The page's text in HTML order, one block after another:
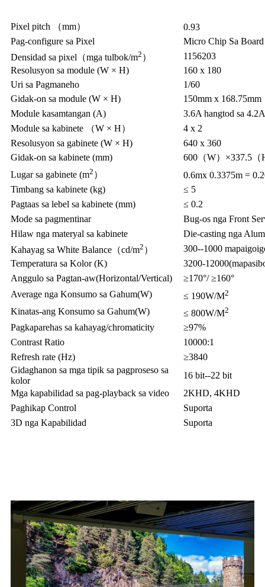
Pixel pitch （mm）
0.93
Pag-configure sa Pixel
Micro Chip Sa Board
Densidad sa pixel（mga tulbok/m2 ）
1156203
Resolusyon sa module (W × H)
160 x 180
Uri sa Pagmaneho
1/60
Gidak-on sa module (W × H)
150mm x 168.75mm
Module kasamtangan (A)
3.6A hangtod sa 4.2A
Module sa kabinete （W × H）
4 x 2
Resolusyon sa gabinete (W × H)
640 x 360
Gidak-on sa kabinete (mm)
600（W）×337.5
Lugar sa gabinete (m2 ）
0.6mx 0.3375m =
Timbang sa kabinete (kg)
≤ 5
Pagtaas sa lebel sa kabinete (mm)
≤ 0.2
Mode sa pagmentinar
Bug-os nga Front
Hilaw nga materyal sa kabinete
Die-casting nga
Kahayag sa White Balance（cd/m2 ）
300--1000
Temperatura sa Kolor (K)
3200-
Anggulo sa Pagtan-aw(Horizontal/Vertical)
≥170°/ ≥160°
Average nga Konsumo sa Gahum(W)
≤ 190W/M2
Kinatas-ang Konsumo sa Gahum(W) ≤ 800W/M2
Pagkaparehas sa kahayag/chromaticity
≥97%
Contrast Ratio
10000:1
Refresh rate (Hz)
≥3840
Gidaghanon sa mga tipik sa pagproseso sa
kolor
16 bit--22 bit
Mga kapabilidad sa pag-playback sa video
2KHD, 4KHD
Paghikap Control
Suporta
3D nga Kapabilidad
Suporta